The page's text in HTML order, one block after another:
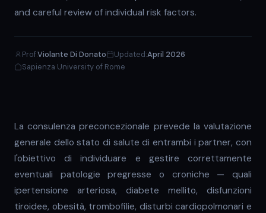
and careful review of individual risk factors.
Prof.Violante Di Donato Updated:April 2026
Sapienza University of Rome
La consulenza preconcezionale prevede la valutazione
generale dello stato di salute di entrambi i partner, con
l'obiettivo di individuare e gestire correttamente
eventuali patologie pregresse o croniche — quali
ipertensione arteriosa, diabete mellito, disfunzioni
tiroidee, obesità, trombofilie, disturbi cardiopolmonari e